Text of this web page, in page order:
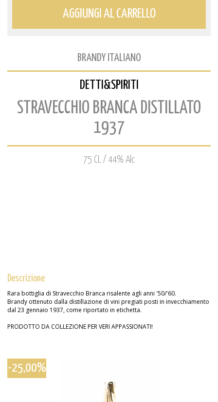
AGGIUNGI AL CARRELLO
BRANDY ITALIANO
DETTI&SPIRITI
STRAVECCHIO BRANCA DISTILLATO
1937
75 CL / 44% Alc
Descrizione
Rara bottiglia di Stravecchio Branca risalente agli anni '50/'60.
Brandy ottenuto dalla distillazione di vini pregiati posti in invecchiamento
dal 23 gennaio 1937, come riportato in etichetta.
PRODOTTO DA COLLEZIONE PER VERI APPASSIONATI!
-25,00%